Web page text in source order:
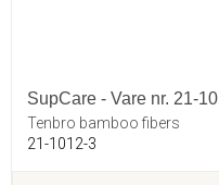
SupCare - Vare nr. 21-
Tenbro bamboo fibers
21-1012-3